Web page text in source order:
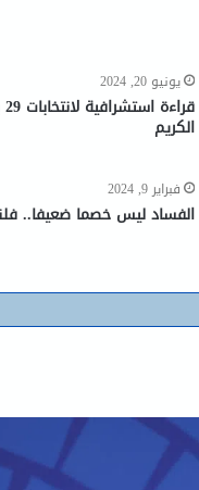
يونيو 20, 2024
الكريم
فبراير 9, 2024
الفساد ليس خصما ضعيفا..